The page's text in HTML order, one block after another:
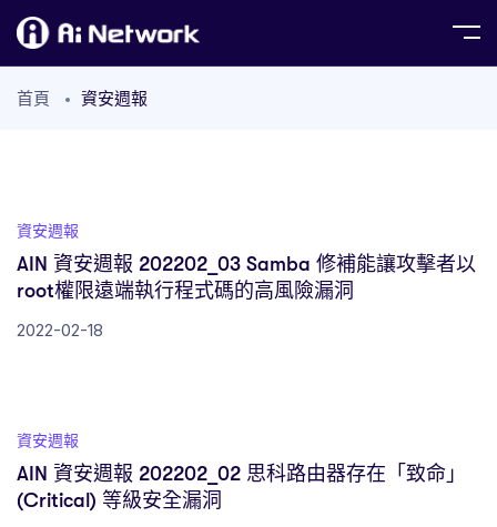
首頁 資安週報
資安週報
AIN 資安週報 202202_03 Samba 修補能讓攻擊者以
root權限遠端執行程式碼的高風險漏洞
2022-02-18
資安週報
AIN 資安週報 202202_02 思科路由器存在「致命」
(Critical) 等級安全漏洞